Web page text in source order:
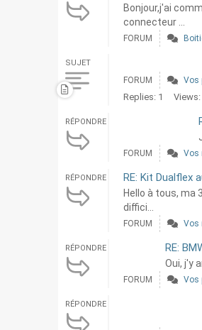
Bonjour,j'ai
connecteur ...
FORUM
SUJET
FORUM Vos
Replies: 1
RÉPONDRE
FORUM Vos
RÉPONDRE RE: Kit Dualflex
Hello à tous, ma
diffici...
FORUM Vos
RÉPONDRE RE:
Oui, j'y
FORUM Vos
RÉPONDRE